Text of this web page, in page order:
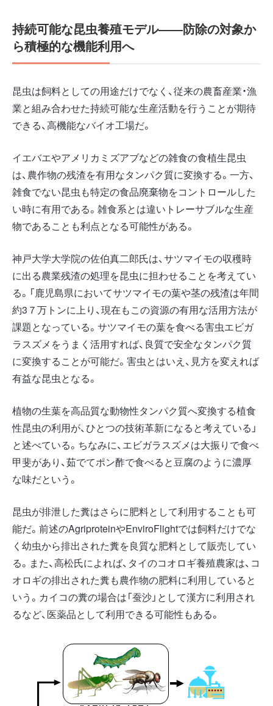
持続可能な昆虫養殖モデル――防除の対象か
ら積極的な機能利用へ
昆虫は飼料としての用途だけでなく、従来の農畜産業・漁
業と組み合わせた持続可能な生産活動を行うことが期待
できる、高機能なバイオ工場だ。
イエバエやアメリカミズアブなどの雑食の食植生昆虫
は、農作物の残渣を有用なタンパク質に変換する。一方、
雑食でない昆虫も特定の食品廃棄物をコントロールした
い時に有用である。雑食系とは違いトレーサブルな生産
物であることも利点となる可能性がある。
神戸大学大学院の佐伯真二郎氏は、サツマイモの収穫時
に出る農業残渣の処理を昆虫に担わせることを考えてい
る。「鹿児島県においてサツマイモの葉や茎の残渣は年間
約3７万トンに上り、現在もこの資源の有用な活用方法が
課題となっている。サツマイモの葉を食べる害虫エビガ
ラスズメをうまく活用すれば、良質で安全なタンパク質
に変換することが可能だ。害虫とはいえ、見方を変えれば
有益な昆虫となる。
植物の生葉を高品質な動物性タンパク質へ変換する植食
性昆虫の利用が、ひとつの技術革新になると考えている」
と述べている。ちなみに、エビガラスズメは大振りで食べ
甲斐があり、茹でてポン酢で食べると豆腐のように濃厚
な味だという。
昆虫が排泄した糞はさらに肥料として利用することも可
能だ。前述のAgriproteinやEnviroFlightでは飼料だけでな
く幼虫から排出された糞を良質な肥料として販売してい
る。また、高松氏によれば、タイのコオロギ養殖農家は、コ
オロギの排出された糞も農作物の肥料に利用していると
いう。カイコの糞の場合は「蚕沙」として漢方に利用され
るなど、医薬品として利用できる可能性もある。